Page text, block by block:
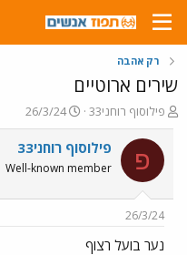
רק אהבה
שירים ארוטיים
פ
ו
ת
ח
ה
ש
א
פילוסוף רוחני33
פ
ו
ר
ם
26/3/24
פ פילוסוף רוחני33
Well-known member
26/3/24
נער בועל רצוף